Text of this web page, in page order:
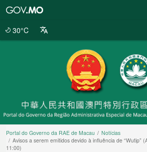
30°C
Portal do Governo da RAE de Macau
Notícias
Avisos a serem emitidos devido à influência de “Wutip”
11:00)